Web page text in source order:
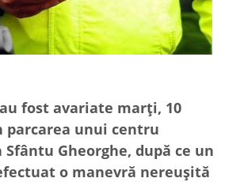
fost avariate marți, 10
parcarea unui centru
Gheorghe, după ce un
o manevră nereușită